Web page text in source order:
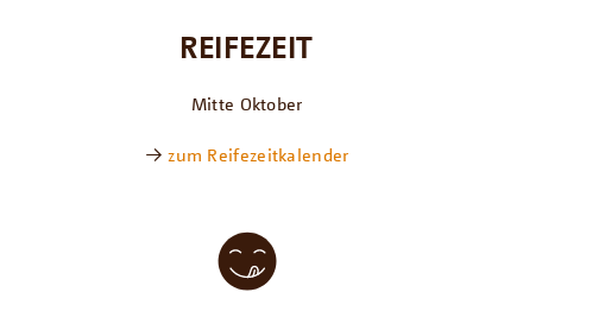
REIFEZEIT
Mitte Oktober
→zum Reifezeitkalender